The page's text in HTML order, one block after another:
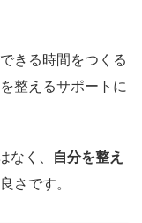
きる時間をつくる
整えるサポートに
なく、 自分を整え
さです。